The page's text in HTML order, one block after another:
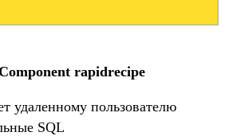
rapidrecipe
удаленному пользователю
SQL